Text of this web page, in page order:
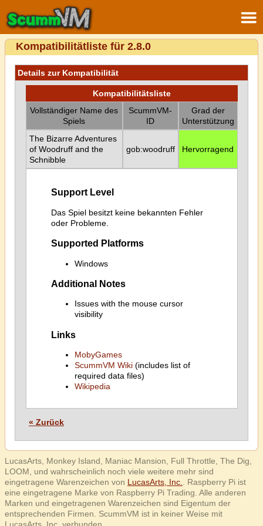
Kompatibilitätliste für 2.8.0
Details zur Kompatibilität
Kompatibilitätsliste
Vollständiger Name des
Spiels
ScummVM-
ID
Grad der
Unterstützung
The Bizarre Adventures
of Woodruff and the
Schnibble
gob:woodruff Hervorragend
Support Level
Das Spiel besitzt keine bekannten Fehler
oder Probleme.
Supported Platforms
Windows
Additional Notes
Issues with the mouse cursor
visibility
Links
MobyGames
ScummVM Wiki(includes list of
required data files)
Wikipedia
« Zurück
LucasArts, Monkey Island, Maniac Mansion, Full Throttle, The Dig,
LOOM, und wahrscheinlich noch viele weitere mehr sind
eingetragene Warenzeichen von LucasArts, Inc.
. Raspberry Pi ist
eine eingetragene Marke von Raspberry Pi Trading. Alle anderen
Marken und eingetragenen Warenzeichen sind Eigentum der
entsprechenden Firmen. ScummVM ist in keiner Weise mit